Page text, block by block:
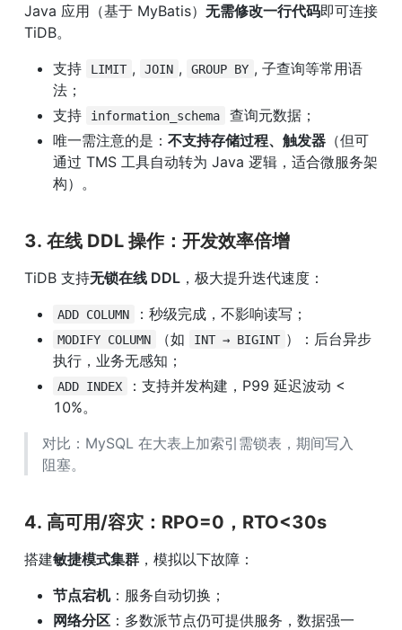
Java 应用（基于 MyBatis） 无需修改一行代码即可连接
TiDB。
支持
LIMIT , JOIN , GROUP BY , 子查询等常用语
法；
支持
information_schema
查询元数据；
唯一需注意的是： 不支持存储过程、触发器 （但可
通过 TMS 工具自动转为 Java 逻辑，适合微服务架
构）。
3. 在线 DDL 操作：开发效率倍增
TiDB 支持无锁在线 DDL ，极大提升迭代速度：
ADD COLUMN ：秒级完成，不影响读写；
MODIFY COLUMN （如 INT → BIGINT ）：后台异步
执行，业务无感知；
ADD INDEX
：支持并发构建，P99 延迟波动 <
10%。
对比：MySQL 在大表上加索引需锁表，期间写入
阻塞。
4. 高可用/容灾：RPO=0，RTO<30s
搭建敏捷模式集群 ，模拟以下故障：
节点宕机：服务自动切换；
网络分区 ：多数派节点仍可提供服务，数据强一